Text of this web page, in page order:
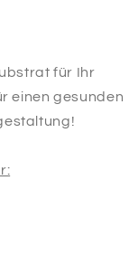
für Ihr
einen gesunden